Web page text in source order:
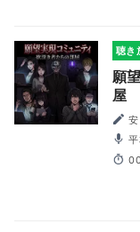
聴き
願
屋
平本雄, 唐木亮, 小西真以, 平田祐子, 小林崇也, 七緒凜,
国府